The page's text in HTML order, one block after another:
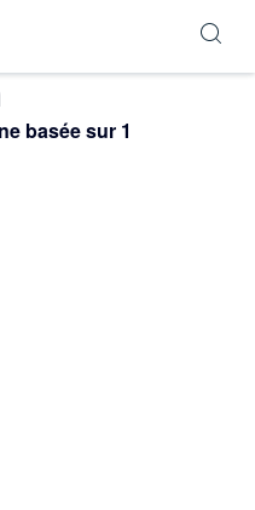
basée sur 1